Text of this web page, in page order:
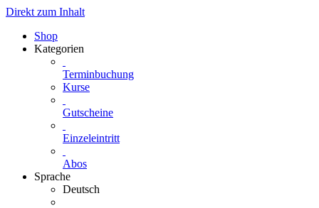
Direkt zum Inhalt
Shop
Kategorien
Terminbuchung
Kurse
Gutscheine
Einzeleintritt
Abos
Sprache
Deutsch